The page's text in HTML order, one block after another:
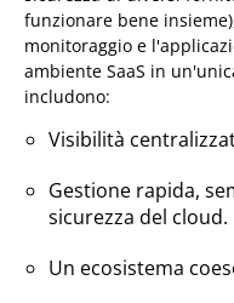
funzionare bene
monitoraggio e
ambiente SaaS in
includono:
Visibilità
Gestione rapida,
sicurezza del cloud.
Un ecosistema